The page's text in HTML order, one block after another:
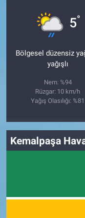
5°
Bölgesel düzensiz
yağışlı
Nem: %94
Rüzgar: 10 km/h
Yağış Olasılığı: %81
Kemalpaşa